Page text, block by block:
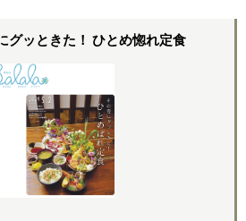
ッときた！ ひとめ惚れ定食